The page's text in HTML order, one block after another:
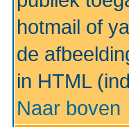
hotmail of
de
in HTML
Naar boven